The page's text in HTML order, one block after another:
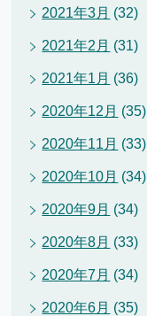
2021年3月 (32)
2021年2月 (31)
2021年1月 (36)
2020年12月 (35)
2020年11月 (33)
2020年10月 (34)
2020年9月 (34)
2020年8月 (33)
2020年7月 (34)
2020年6月 (35)